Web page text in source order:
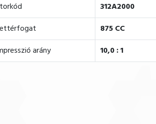
312A2000
875 CC
arány
10,0 : 1